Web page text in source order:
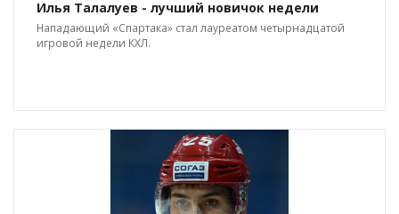
Илья Талалуев - лучший новичок недели
Нападающий «Спартака» стал лауреатом четырнадцатой
игровой недели КХЛ.